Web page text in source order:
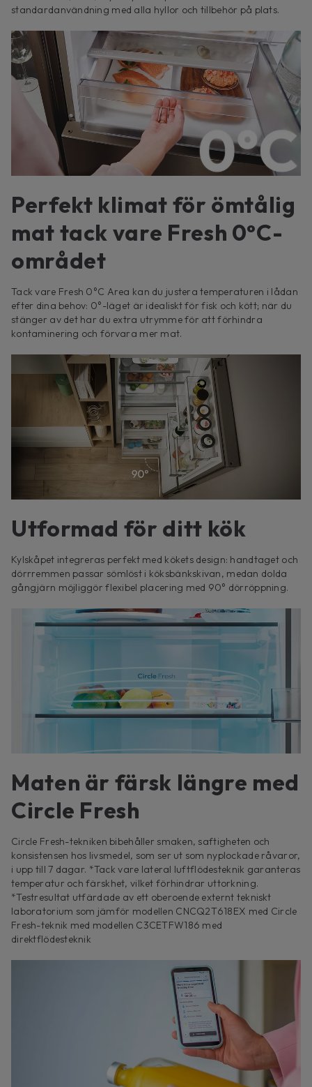
standardanvändning med alla hyllor och tillbehör på plats.
Perfekt klimat för ömtålig
mat tack vare Fresh 0°C-
området
Tack vare Fresh 0°C Area kan du justera temperaturen i lådan
efter dina behov: 0°-läget är idealiskt för fisk och kött; när du
stänger av det har du extra utrymme för att förhindra
kontaminering och förvara mer mat.
Utformad för ditt kök
Kylskåpet integreras perfekt med kökets design: handtaget och
dörrremmen passar sömlöst i köksbänkskivan, medan dolda
gångjärn möjliggör flexibel placering med 90° dörröppning.
Maten är färsk längre med
Circle Fresh
Circle Fresh-tekniken bibehåller smaken, saftigheten och
konsistensen hos livsmedel, som ser ut som nyplockade råvaror,
i upp till 7 dagar. *Tack vare lateral luftflödesteknik garanteras
temperatur och färskhet, vilket förhindrar uttorkning.
*Testresultat utfärdade av ett oberoende externt tekniskt
laboratorium som jämför modellen CNCQ2T618EX med Circle
Fresh-teknik med modellen C3CETFW186 med
direktflödesteknik